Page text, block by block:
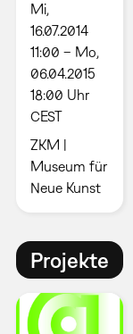
Mi,
16.07.2014
11:00 – Mo,
06.04.2015
18:00 Uhr
CEST
ZKM |
Museum für
Neue Kunst
Projekte